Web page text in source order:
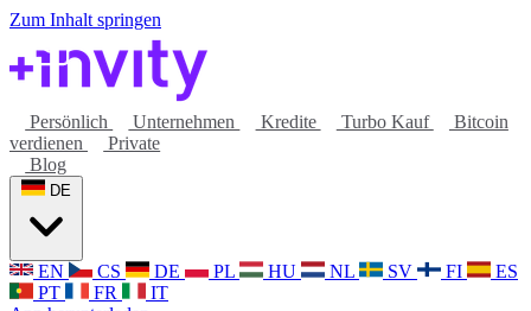
Zum Inhalt springen
Persönlich Unternehmen Kredite Turbo Kauf
Bitcoin
verdienen
Private
Blog
EN CS DE PL HU NL SV FI
ES
PT
FR
IT